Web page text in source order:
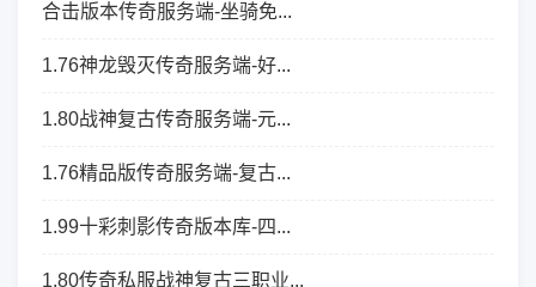
合击版本传奇服务端-坐骑免...
1.76神龙毁灭传奇服务端-好...
1.80战神复古传奇服务端-元...
1.76精品版传奇服务端-复古...
1.99十彩刺影传奇版本库-四...
1.80传奇私服战神复古三职业...